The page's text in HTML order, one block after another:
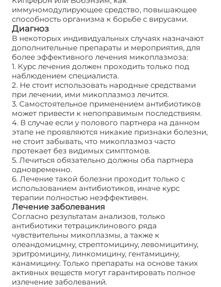
иммуномодулирующее средство, повышающее
способность организма к борьбе с вирусами.
Диагноз
В некоторых индивидуальных случаях назначают
дополнительные препараты и мероприятия, для
более эффективного лечения микоплазмоза:
1. Курс лечения должен проходить только под
наблюдением специалиста.
2. Не стоит использовать народные средствами
при лечении, ими микоплазмоз лечится.
3. Самостоятельное применением антибиотиков
может привести к непоправимым последствиям.
4. В случае если у полового партнера на данном
этапе не проявляются никакие признаки болезни,
не стоит забывать, что микоплазмоз часто
протекает без видимых симптомов.
5. Лечиться обязательно должны оба партнера
одновременно.
6. Лечение такой болезни проходит только с
использованием антибиотиков, иначе курс
терапии полностью неэффективен.
Лечение заболевания
Согласно результатам анализов, только
антибиотики тетрациклинового ряда
чувствительны микоплазмы, а также к
олеандомицмну, стрептомицину, левомицитину,
эритромицину, линкомицину, гентамицину,
канамицину. Только препараты на основе таких
активных веществ могут гарантировать полное
излечение заболеваний.